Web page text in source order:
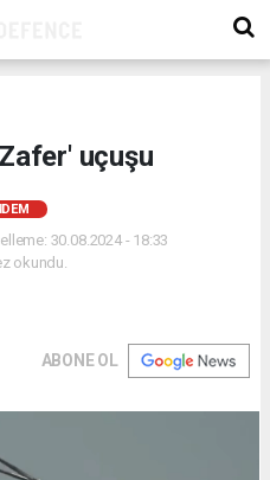
uçuşu
30.08.2024 - 18:33
okundu.
ABONE OL